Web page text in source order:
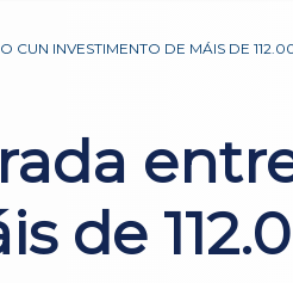
CUN INVESTIMENTO DE MÁIS DE
de